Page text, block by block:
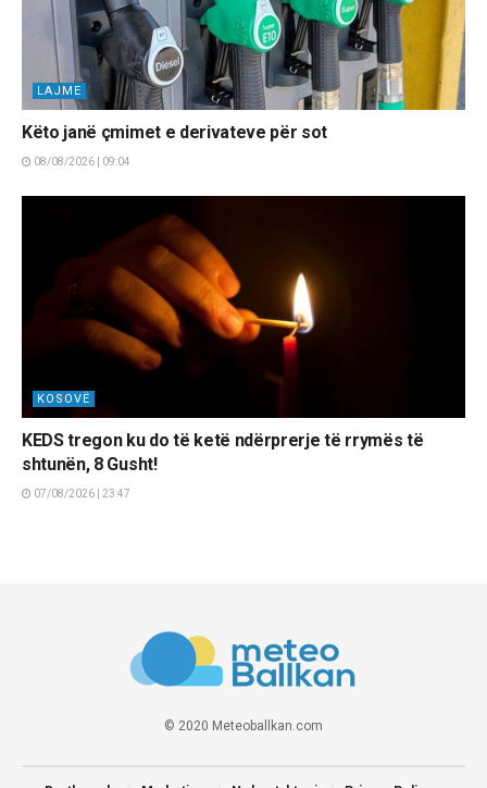
LAJME
Këto janë çmimet e derivateve për sot
08/08/2026 | 09:04
KOSOVË
KEDS tregon ku do të ketë ndërprerje të rrymës të
shtunën, 8 Gusht!
07/08/2026 | 23:47
© 2020 Meteoballkan.com